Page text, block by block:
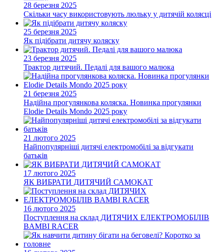
28 березня 2025
Скільки часу використовують люльку у дитячій колясці
25 березня 2025
Як підібрати дитячу коляску
23 березня 2025
Трактор дитячий. Педалі для вашого малюка
21 березня 2025
Надійна прогулянкова коляска. Новинка прогулянки
Elodie Details Mondo 2025 року
21 лютого 2025
Найпопулярніші дитячі електромобілі за відгукати
батьків
17 лютого 2025
ЯК ВИБРАТИ ДИТЯЧИЙ САМОКАТ
16 лютого 2025
Поступлення на склад ДИТЯЧИХ ЕЛЕКТРОМОБІЛІВ
BAMBI RACER